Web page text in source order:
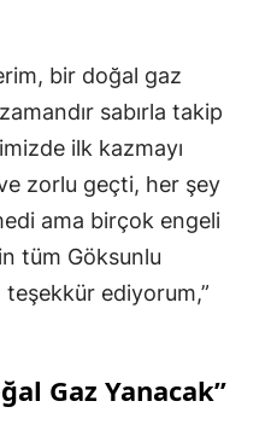
bir doğal gaz
sabırla takip
ilk kazmayı
zorlu geçti, her şey
ama birçok engeli
tüm Göksunlu
ediyorum,”
Gaz Yanacak”